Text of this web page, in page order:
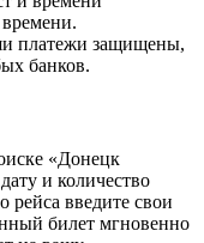
платежи защищены,
банков.
«Донецк
и количество
рейса введите свои
билет мгновенно